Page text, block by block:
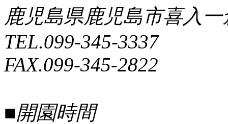
鹿児島県鹿児島市喜入一
TEL.099-345-3337
FAX.099-345-2822
■開園時間